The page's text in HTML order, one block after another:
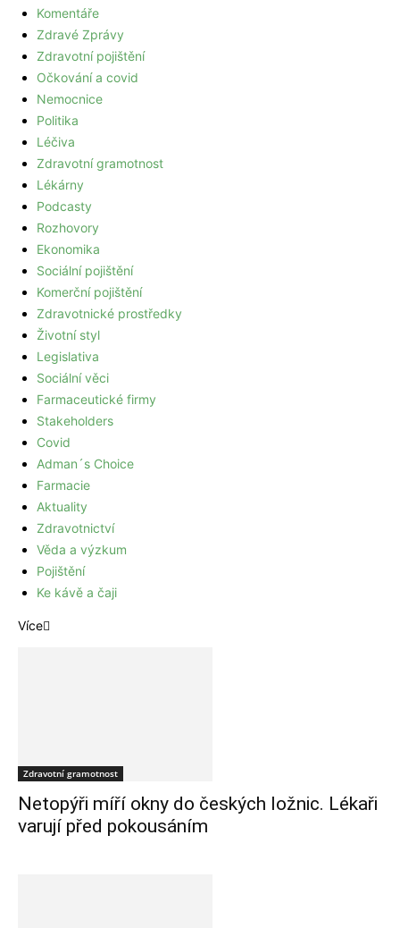
Komentáře
Zdravé Zprávy
Zdravotní pojištění
Očkování a covid
Nemocnice
Politika
Léčiva
Zdravotní gramotnost
Lékárny
Podcasty
Rozhovory
Ekonomika
Sociální pojištění
Komerční pojištění
Zdravotnické prostředky
Životní styl
Legislativa
Sociální věci
Farmaceutické firmy
Stakeholders
Covid
Adman´s Choice
Farmacie
Aktuality
Zdravotnictví
Věda a výzkum
Pojištění
Ke kávě a čaji
Více
Zdravotní gramotnost
Netopýři míří okny do českých ložnic. Lékaři
varují před pokousáním